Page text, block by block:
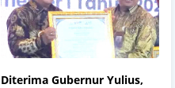
Diterima Gubernur Yulius,